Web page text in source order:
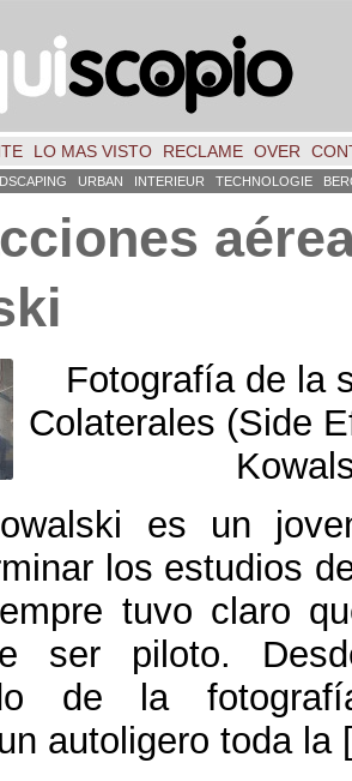
LO MAS VISTO RECLAME OVER
URBAN INTERIEUR TECHNOLOGIE
Fotografía de la
Colaterales (Side
es un
los estudios
tuvo claro
ser piloto.
de la
autoligero toda la